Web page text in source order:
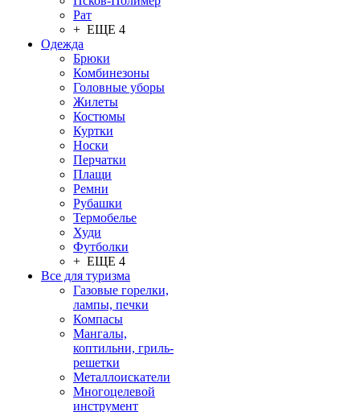
Рат
+ ЕЩЕ 4
Одежда
Брюки
Комбинезоны
Головные уборы
Жилеты
Костюмы
Куртки
Носки
Перчатки
Плащи
Ремни
Рубашки
Термобелье
Худи
Футболки
+ ЕЩЕ 4
Все для туризма
Газовые горелки,
лампы, печки
Компасы
Мангалы,
коптильни, гриль-
решетки
Металлоискатели
Многоцелевой
инструмент